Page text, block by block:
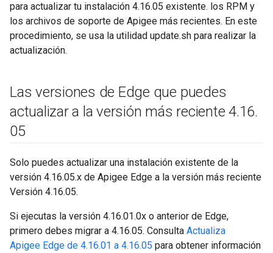
para actualizar tu instalación 4.16.05 existente. los RPM y
los archivos de soporte de Apigee más recientes. En este
procedimiento, se usa la utilidad update.sh para realizar la
actualización.
Las versiones de Edge que puedes
actualizar a la versión más reciente 4.16.
05
Solo puedes actualizar una instalación existente de la
versión 4.16.05.x de Apigee Edge a la versión más reciente
Versión 4.16.05.
Si ejecutas la versión 4.16.01.0x o anterior de Edge,
primero debes migrar a 4.16.05. Consulta Actualiza
Apigee Edge de 4.16.01 a 4.16.05 para obtener información